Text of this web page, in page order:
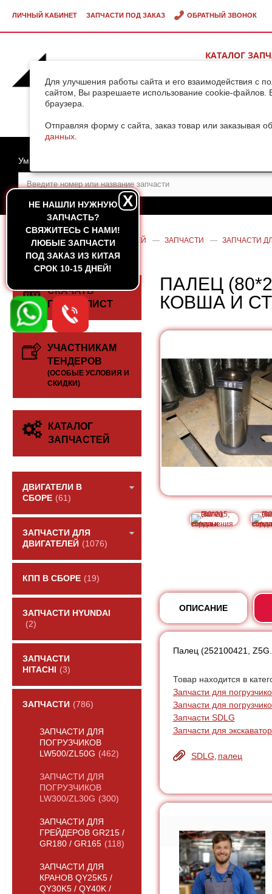
Для улучшения работы сайта и его взаимодействия с
сайтом, Вы разрешаете использование cookie-файлов.
браузера.
Отправляя форму с сайта, заказ товар или заказывая
данных
ЛИЧНЫЙ КАБИНЕТ ЗАПЧАСТИ ПОД ЗАКАЗ ОБРАТНЫЙ ЗВОНОК
КАТАЛОГ
НЕ НАШЛИ НУЖНУЮ
ЗАПЧАСТЬ?
CВЯЖИТЕСЬ С НАМИ!
ЛЮБЫЕ ЗАПЧАСТИ
ПОД ЗАКАЗ ИЗ КИТАЯ
СРОК 10-15 ДНЕЙ!
X
Умный поиск
ГЛАВНАЯ — КАТАЛОГ ЗАПЧАСТЕЙ — ЗАПЧАСТИ — ЗАПЧАСТИ
СТРЕЛЫ
СКАЧАТЬ
ПРАЙС-ЛИСТ
УЧАСТНИКАМ
ТЕНДЕРОВ
(ОСОБЫЕ УСЛОВИЯ И
СКИДКИ)
КАТАЛОГ
ЗАПЧАСТЕЙ
ДВИГАТЕЛИ В
СБОРЕ (61)
ЗАПЧАСТИ ДЛЯ
ДВИГАТЕЛЕЙ (1076)
КПП В СБОРЕ (19)
ЗАПЧАСТИ HYUNDAI
(2)
ЗАПЧАСТИ
HITACHI
(3)
ЗАПЧАСТИ (786)
ЗАПЧАСТИ ДЛЯ
ПОГРУЗЧИКОВ
LW500/ZL50G (462)
ЗАПЧАСТИ ДЛЯ
ПОГРУЗЧИКОВ
LW300/ZL30G (300)
ЗАПЧАСТИ ДЛЯ
ГРЕЙДЕРОВ GR215 /
GR180 / GR165 (118)
ЗАПЧАСТИ ДЛЯ
КРАНОВ QY25K5 /
QY30K5 / QY40K /
ПАЛЕЦ
КОВША И
ОПИСАНИЕ
Палец (252100421,
Товар находится в
Запчасти для
Запчасти для
Запчасти SDLG
Запчасти для
SDLG палец